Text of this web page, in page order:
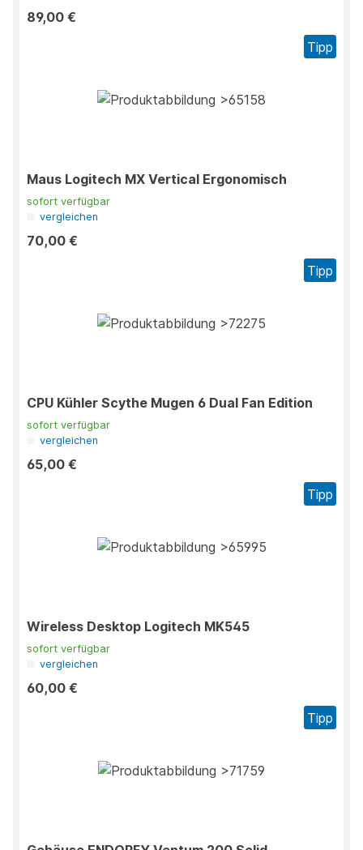
89,00 €
Tipp
Maus Logitech MX Vertical Ergonomisch
sofort verfügbar
vergleichen
70,00 €
Tipp
CPU Kühler Scythe Mugen 6 Dual Fan Edition
sofort verfügbar
vergleichen
65,00 €
Tipp
Wireless Desktop Logitech MK545
sofort verfügbar
vergleichen
60,00 €
Tipp